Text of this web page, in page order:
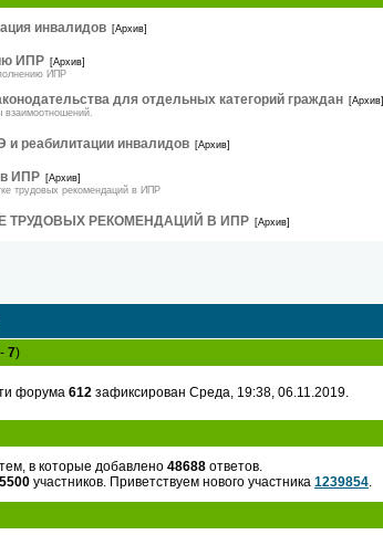
инвалидов [Архив]
ИПР [Архив]
ИПР
для отдельных категорий граждан [Архив]
взаимоотношений.
и реабилитации инвалидов [Архив]
в ИПР [Архив]
трудовых рекомендаций в ИПР
ТРУДОВЫХ РЕКОМЕНДАЦИЙ В ИПР [Архив]
7)
форума 612 зафиксирован Среда, 19:38, 06.11.2019.
тем, в которые добавлено 48688 ответов.
участников. Приветствуем нового участника 1239854.